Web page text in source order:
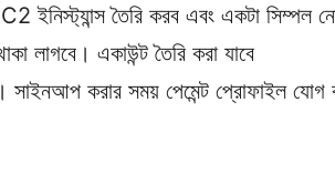
ইনিস্ট্যান্স তৈরি করব এবং একটা সিম্পল
লাগবে। একাউন্ট তৈরি করা যাবে
করার সময় পেমেন্ট প্রোফাইল যোগ